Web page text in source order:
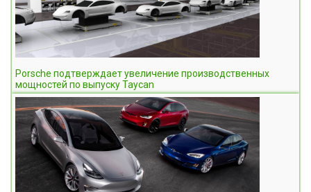
Porsche подтверждает увеличение производственных
мощностей по выпуску Taycan